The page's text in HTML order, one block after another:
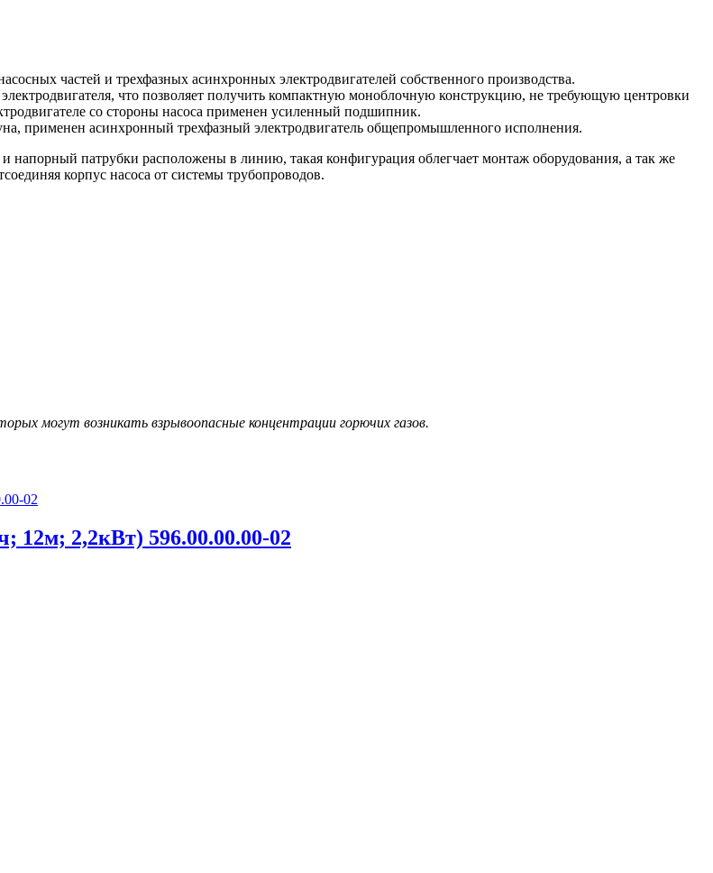
частей и трехфазных асинхронных электродвигателей собственного производства.
что позволяет получить компактную моноблочную конструкцию, не требующую центровки
со стороны насоса применен усиленный подшипник.
применен асинхронный трехфазный электродвигатель общепромышленного исполнения.
напорный патрубки расположены в линию, такая конфигурация облегчает монтаж оборудования, а так же
корпус насоса от системы трубопроводов.
могут возникать взрывоопасные концентрации горючих газов.
12м; 2,2кВт) 596.00.00.00-02